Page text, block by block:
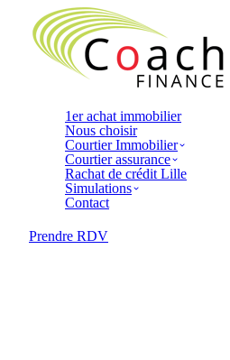
1er achat immobilier
Nous choisir
Courtier Immobilier
Courtier assurance
Rachat de crédit Lille
Simulations
Contact
Prendre RDV